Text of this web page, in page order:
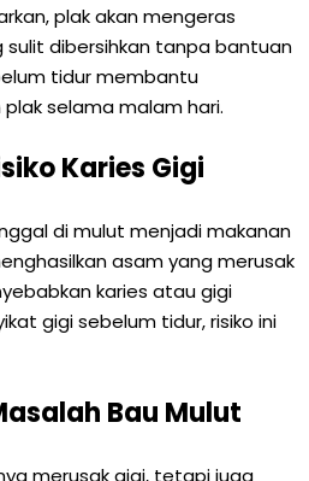
plak akan mengeras
sulit dibersihkan tanpa bantuan
tidur membantu
selama malam hari.
Karies Gigi
di mulut menjadi makanan
asam yang merusak
karies atau gigi
gigi sebelum tidur, risiko ini
Bau Mulut
merusak gigi, tetapi juga